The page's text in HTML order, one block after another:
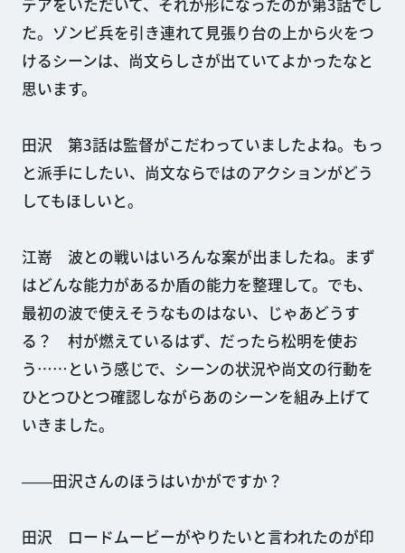
デアをいただいて、それが形になったのが第3話でし
た。ゾンビ兵を引き連れて見張り台の上から火をつ
けるシーンは、尚文らしさが出ていてよかったなと
思います。
田沢 第3話は監督がこだわっていましたよね。もっ
と派手にしたい、尚文ならではのアクションがどう
してもほしいと。
江嵜 波との戦いはいろんな案が出ましたね。まず
はどんな能力があるか盾の能力を整理して。でも、
最初の波で使えそうなものはない、じゃあどうす
る？ 村が燃えているはず、だったら松明を使お
う……という感じで、シーンの状況や尚文の行動を
ひとつひとつ確認しながらあのシーンを組み上げて
いきました。
――田沢さんのほうはいかがですか？
田沢 ロードムービーがやりたいと言われたのが印